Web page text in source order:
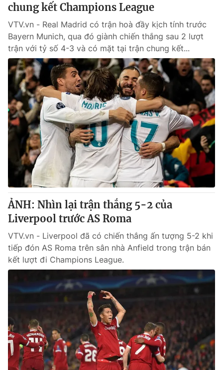
Liên hệ tòa soạn English
THỜI BÁO VTV
Theo dõi báo trên
Cơ quan chủ quản:Đài Truyền hình Việt Nam
Cơ quan báo chí:
Thời báo VTV
Giấy phép hoạt động báo in và báo điện tử số 483/GP-BTTTT
cấp ngày 29/12/2023
Tổng Biên tập:
Vũ Thanh Thủy
Phó Tổng Biên tập:Nguyễn Thị Mỹ Hạnh, Phạm Quốc Thắng,
Nguyễn Trọng Ninh
Tổng đài VTV: 024.38 355 931 - 024.38 355 932
024.66 897 897
Email:toasoan@vtv.vn
Liên hệ quảng cáo:024-7300.7108
chung kết Champions League
VTV.vn - Real Madrid có trận hoà đầy kịch tính trước
Bayern Munich, qua đó giành chiến thắng sau 2 lượt
trận với tỷ số 4-3 và có mặt tại trận chung kết...
ẢNH: Nhìn lại trận thắng 5-2 của
Liverpool trước AS Roma
VTV.vn - Liverpool đã có chiến thắng ấn tượng 5-2 khi
tiếp đón AS Roma trên sân nhà Anfield trong trận bán
kết lượt đi Champions League.